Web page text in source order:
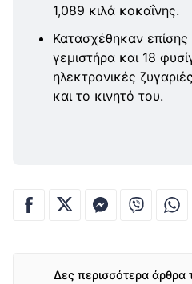
1,089 κιλά κοκαΐνης.
Κατασχέθηκαν επίσης
γεμιστήρα και 18
ηλεκτρονικές
και το κινητό του.
Δες περισσότερα